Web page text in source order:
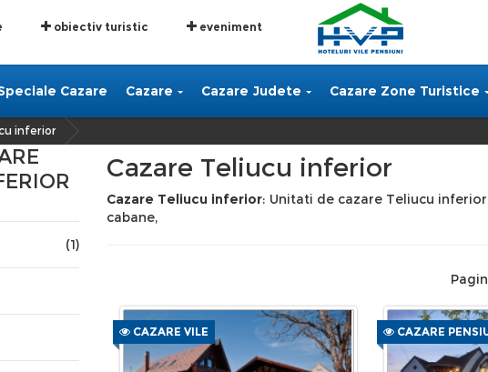
obiectiv turistic eveniment
Cazare Cazare Cazare Judete Cazare Zone Turistice
inferior
(1)
Cazare Teliucu inferior
Cazare Teliucu inferior: Unitati de cazare Teliucu
cabane,
CAZARE VILE CAZARE